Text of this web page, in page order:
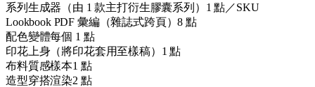
系列生成器（由 1 款主打衍生膠囊系列） 1 點／SKU
Lookbook PDF 彙編（雜誌式跨頁）8 點
配色變體每個 1 點
印花上身（將印花套用至樣稿） 1 點
布料質感樣本1 點
造型穿搭渲染2 點